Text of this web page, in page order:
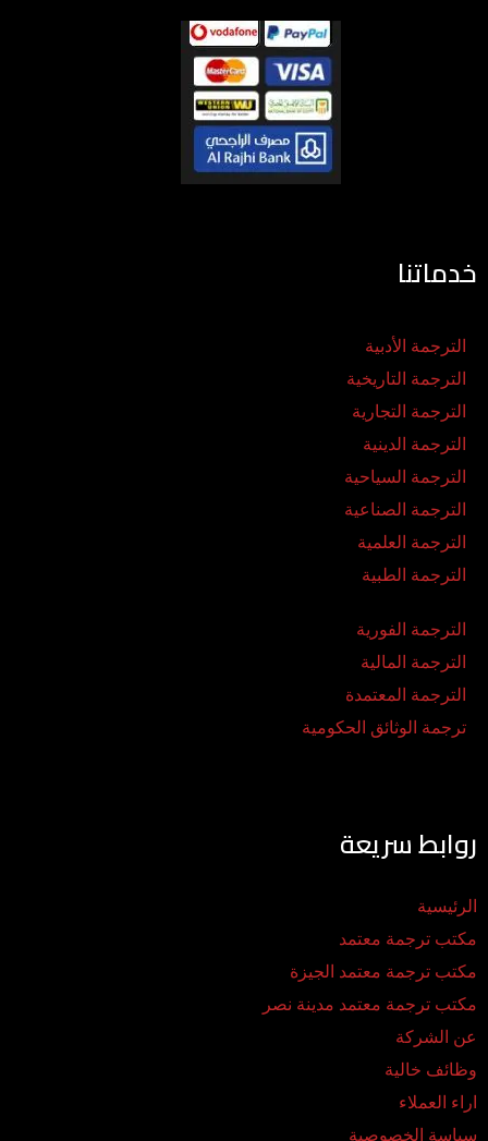
خدماتنا
الترجمة الأدبية
الترجمة التاريخية
الترجمة التجارية
الترجمة الدينية
الترجمة السياحية
الترجمة الصناعية
الترجمة العلمية
الترجمة الطبية
الترجمة الفورية
الترجمة المالية
الترجمة المعتمدة
ترجمة الوثائق الحكومية
روابط سريعة
الرئيسية
مكتب ترجمة معتمد
مكتب ترجمة معتمد الجيزة
مكتب ترجمة معتمد مدينة نصر
عن الشركة
وظائف خالية
اراء العملاء
سياسة الخصوصية